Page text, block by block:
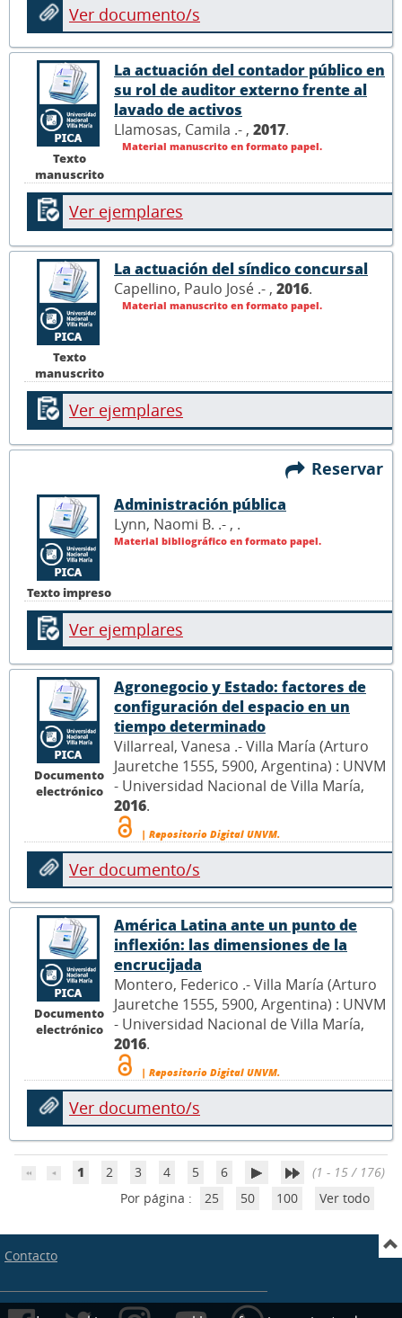
Ver documento/s
Texto
manuscrito
La actuación del contador público en
su rol de auditor externo frente al
lavado de activos
Llamosas, Camila .- , 2017.
Material manuscrito en formato papel.
Ver ejemplares
Texto
manuscrito
La actuación del síndico concursal
Capellino, Paulo José .- , 2016.
Material manuscrito en formato papel.
Ver ejemplares
Reservar
Texto impreso
Administración pública
Lynn, Naomi B. .- , .
Material bibliográfico en formato papel.
Ver ejemplares
Documento
electrónico
Agronegocio y Estado: factores de
configuración del espacio en un
tiempo determinado
Villarreal, Vanesa .- Villa María (Arturo
Jauretche 1555, 5900, Argentina) : UNVM
- Universidad Nacional de Villa María,
2016.
| Repositorio Digital UNVM.
Ver documento/s
Documento
electrónico
América Latina ante un punto de
inflexión: las dimensiones de la
encrucijada
Montero, Federico .- Villa María (Arturo
Jauretche 1555, 5900, Argentina) : UNVM
- Universidad Nacional de Villa María,
2016.
| Repositorio Digital UNVM.
Ver documento/s
1 2 3 4 5 6
(1 - 15 / 176)
Por página :
25 50 100 Ver todo
Contacto